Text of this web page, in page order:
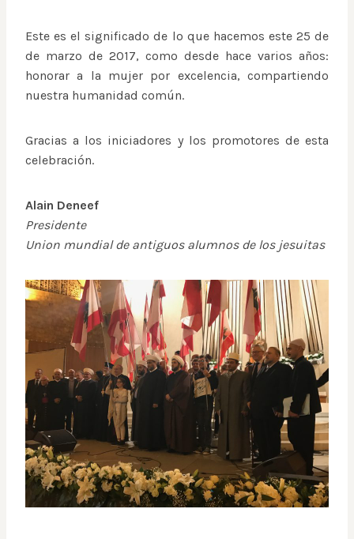
Este es el significado de lo que hacemos este 25 de
de marzo de 2017, como desde hace varios años:
honorar a la mujer por excelencia, compartiendo
nuestra humanidad común.
Gracias a los iniciadores y los promotores de esta
celebración.
Alain Deneef
Presidente
Union mundial de antiguos alumnos de los jesuitas